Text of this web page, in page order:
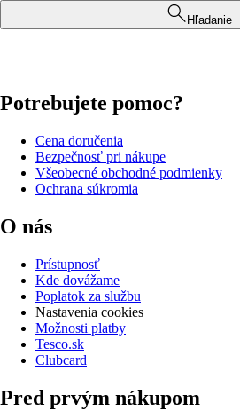
Hľadanie
Potrebujete pomoc?
Cena doručenia
Bezpečnosť pri nákupe
Všeobecné obchodné podmienky
Ochrana súkromia
O nás
Prístupnosť
Kde dovážame
Poplatok za službu
Nastavenia cookies
Možnosti platby
Tesco.sk
Clubcard
Pred prvým nákupom